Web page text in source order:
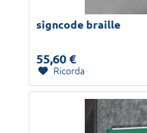
signcode braille
55,60 €
Ricorda